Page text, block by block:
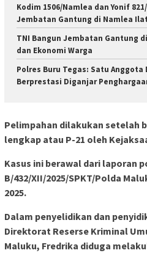
Kodim 1506/Namlea dan Yonif
Jembatan Gantung di Namlea
TNI Bangun Jembatan Gantung
dan Ekonomi Warga
Polres Buru Tegas: Satu Anggota
Berprestasi Diganjar
Pelimpahan dilakukan setelah
lengkap atau P-21 oleh
Kasus ini berawal dari laporan
B/432/XII/2025/SPKT/Polda
2025.
Dalam penyelidikan dan
Direktorat Reserse Kriminal
Maluku, Fredrika diduga